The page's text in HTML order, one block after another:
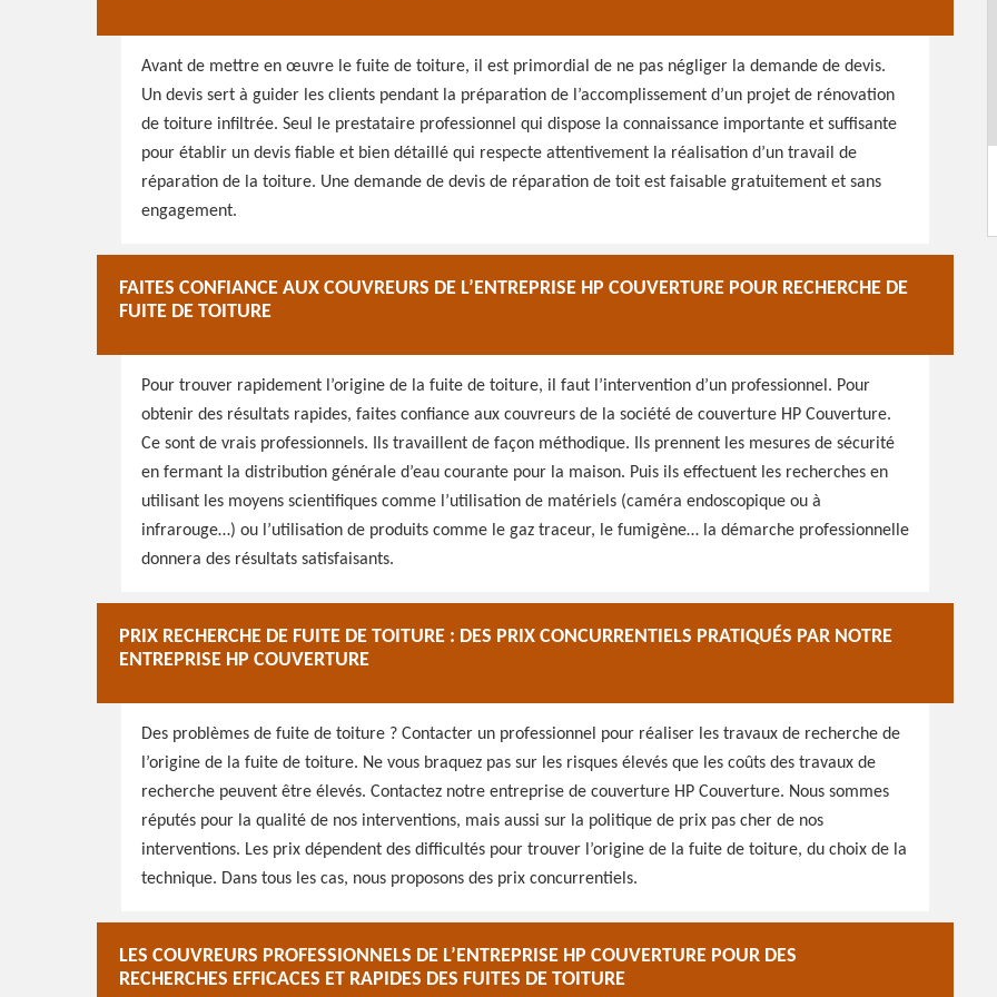
Avant de mettre en œuvre le fuite de toiture, il est primordial de ne pas négliger la demande de devis.
Un devis sert à guider les clients pendant la préparation de l’accomplissement d’un projet de rénovation
de toiture infiltrée. Seul le prestataire professionnel qui dispose la connaissance importante et suffisante
pour établir un devis fiable et bien détaillé qui respecte attentivement la réalisation d’un travail de
réparation de la toiture. Une demande de devis de réparation de toit est faisable gratuitement et sans
engagement.
FAITES CONFIANCE AUX COUVREURS DE L’ENTREPRISE HP COUVERTURE POUR RECHERCHE DE
FUITE DE TOITURE
Pour trouver rapidement l’origine de la fuite de toiture, il faut l’intervention d’un professionnel. Pour
obtenir des résultats rapides, faites confiance aux couvreurs de la société de couverture HP Couverture.
Ce sont de vrais professionnels. Ils travaillent de façon méthodique. Ils prennent les mesures de sécurité
en fermant la distribution générale d’eau courante pour la maison. Puis ils effectuent les recherches en
utilisant les moyens scientifiques comme l’utilisation de matériels (caméra endoscopique ou à
infrarouge…) ou l’utilisation de produits comme le gaz traceur, le fumigène… la démarche professionnelle
donnera des résultats satisfaisants.
PRIX RECHERCHE DE FUITE DE TOITURE : DES PRIX CONCURRENTIELS PRATIQUÉS PAR NOTRE
ENTREPRISE HP COUVERTURE
Des problèmes de fuite de toiture ? Contacter un professionnel pour réaliser les travaux de recherche de
l’origine de la fuite de toiture. Ne vous braquez pas sur les risques élevés que les coûts des travaux de
recherche peuvent être élevés. Contactez notre entreprise de couverture HP Couverture. Nous sommes
réputés pour la qualité de nos interventions, mais aussi sur la politique de prix pas cher de nos
interventions. Les prix dépendent des difficultés pour trouver l’origine de la fuite de toiture, du choix de la
technique. Dans tous les cas, nous proposons des prix concurrentiels.
LES COUVREURS PROFESSIONNELS DE L’ENTREPRISE HP COUVERTURE POUR DES
RECHERCHES EFFICACES ET RAPIDES DES FUITES DE TOITURE